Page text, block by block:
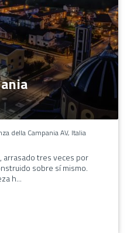
della Campania AV, Italia
arrasado tres veces por
sobre sí mismo.
h...